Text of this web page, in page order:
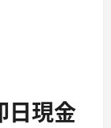
日現金